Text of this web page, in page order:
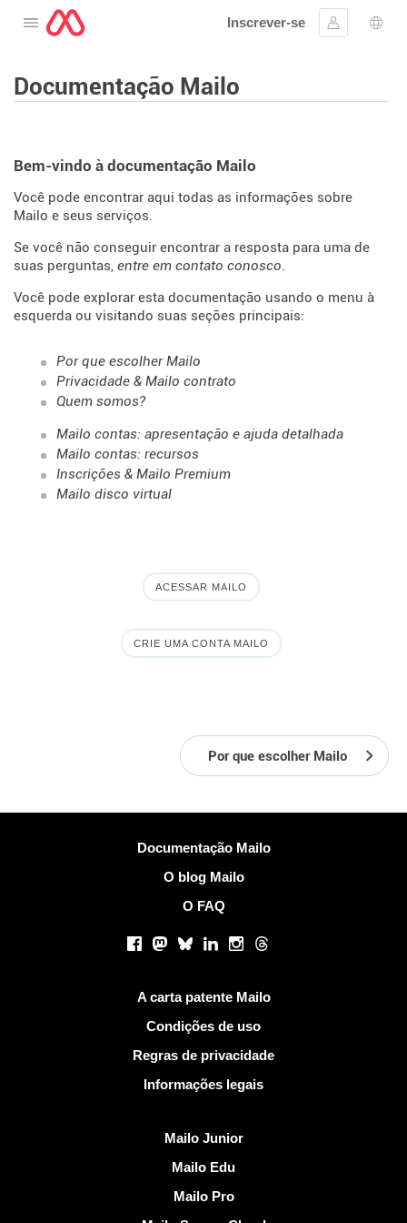
Abra o cardápio
Inscrever-se
Assinar em
Documentação Mailo
Bem-vindo à documentação Mailo
Você pode encontrar aqui todas as informações sobre
Mailo e seus serviços.
Se você não conseguir encontrar a resposta para uma de
suas perguntas, entre em contato conosco.
Você pode explorar esta documentação usando o menu à
esquerda ou visitando suas seções principais:
Por que escolher Mailo
Privacidade & Mailo contrato
Quem somos?
Mailo contas: apresentação e ajuda detalhada
Mailo contas: recursos
Inscrições & Mailo Premium
Mailo disco virtual
ACESSAR MAILO
CRIE UMA CONTA MAILO
Por que escolher Mailo
Documentação Mailo
O blog Mailo
O FAQ
Facebook
Mastodon
BlueskyLinkedInInstagram
Threads
A carta patente Mailo
Condições de uso
Regras de privacidade
Informações legais
Mailo Junior
Mailo Edu
Mailo Pro